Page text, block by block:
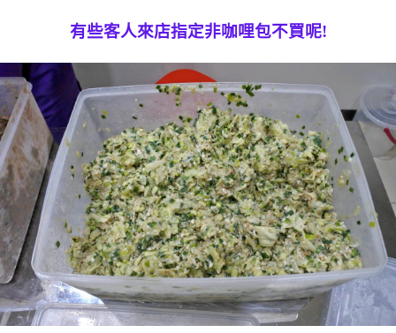
有些客人來店指定非咖哩包不買呢!